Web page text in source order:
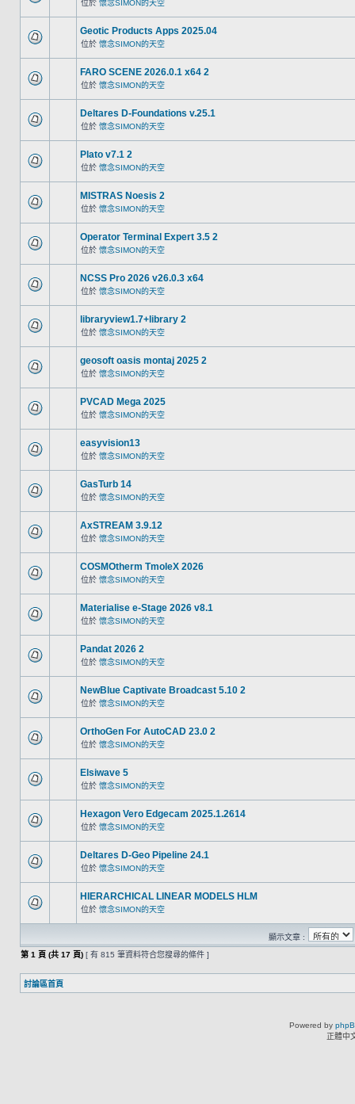
位於 懷念SIMON的天空
Geotic Products Apps 2025.04
位於 懷念SIMON的天空
FARO SCENE 2026.0.1 x64 2
位於 懷念SIMON的天空
Deltares D-Foundations v.25.1
位於 懷念SIMON的天空
Plato v7.1 2
位於 懷念SIMON的天空
MISTRAS Noesis 2
位於 懷念SIMON的天空
Operator Terminal Expert 3.5 2
位於 懷念SIMON的天空
NCSS Pro 2026 v26.0.3 x64
位於 懷念SIMON的天空
libraryview1.7+library 2
位於 懷念SIMON的天空
geosoft oasis montaj 2025 2
位於 懷念SIMON的天空
PVCAD Mega 2025
位於 懷念SIMON的天空
easyvision13
位於 懷念SIMON的天空
GasTurb 14
位於 懷念SIMON的天空
AxSTREAM 3.9.12
位於 懷念SIMON的天空
COSMOtherm TmoleX 2026
位於 懷念SIMON的天空
Materialise e-Stage 2026 v8.1
位於 懷念SIMON的天空
Pandat 2026 2
位於 懷念SIMON的天空
NewBlue Captivate Broadcast 5.10 2
位於 懷念SIMON的天空
OrthoGen For AutoCAD 23.0 2
位於 懷念SIMON的天空
Elsiwave 5
位於 懷念SIMON的天空
Hexagon Vero Edgecam 2025.1.2614
位於 懷念SIMON的天空
Deltares D-Geo Pipeline 24.1
位於 懷念SIMON的天空
HIERARCHICAL LINEAR MODELS HLM
位於 懷念SIMON的天空
顯示文章 :
第 1 頁 (共 17 頁) [ 有 815 筆資料符合您搜尋的條件 ]
討論區首頁
Powered by
正體中